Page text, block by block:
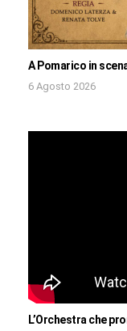
A Pomarico in
6 Agosto 2026
L’Orchestra che